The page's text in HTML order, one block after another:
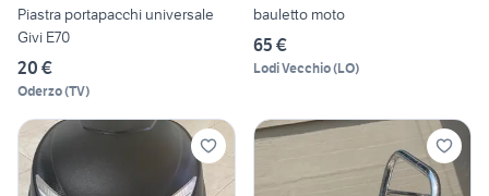
Piastra portapacchi universale
Givi E70
20 €
Oderzo(TV)
bauletto moto
65 €
Lodi Vecchio(LO)